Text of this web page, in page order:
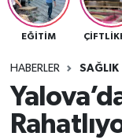
EĞİTİM
HABERLER SAĞLIK
KÜLTÜR
BİLİM VE
ASAYİŞ
Yalova
Tüm
Son Dakika